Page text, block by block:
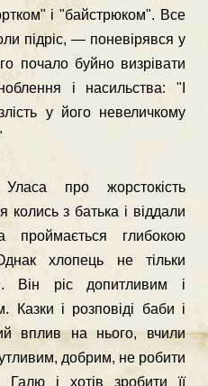
і "байстрюком". Все
підріс, — поневірявся у
почало буйно визрівати
і насильства: "І
у його невеличкому
про жорстокість
колись з батька і віддали
проймається глибокою
хлопець не тільки
Він ріс допитливим і
Казки і розповіді баби і
вплив на нього, вчили
добрим, не робити
і хотів зробити її